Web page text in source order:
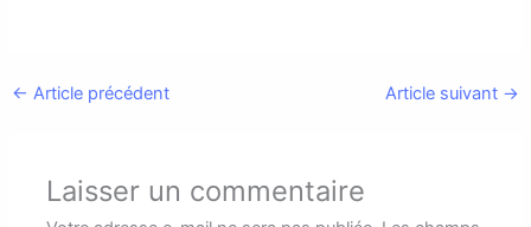
← Article précédent Article suivant →
Laisser un commentaire